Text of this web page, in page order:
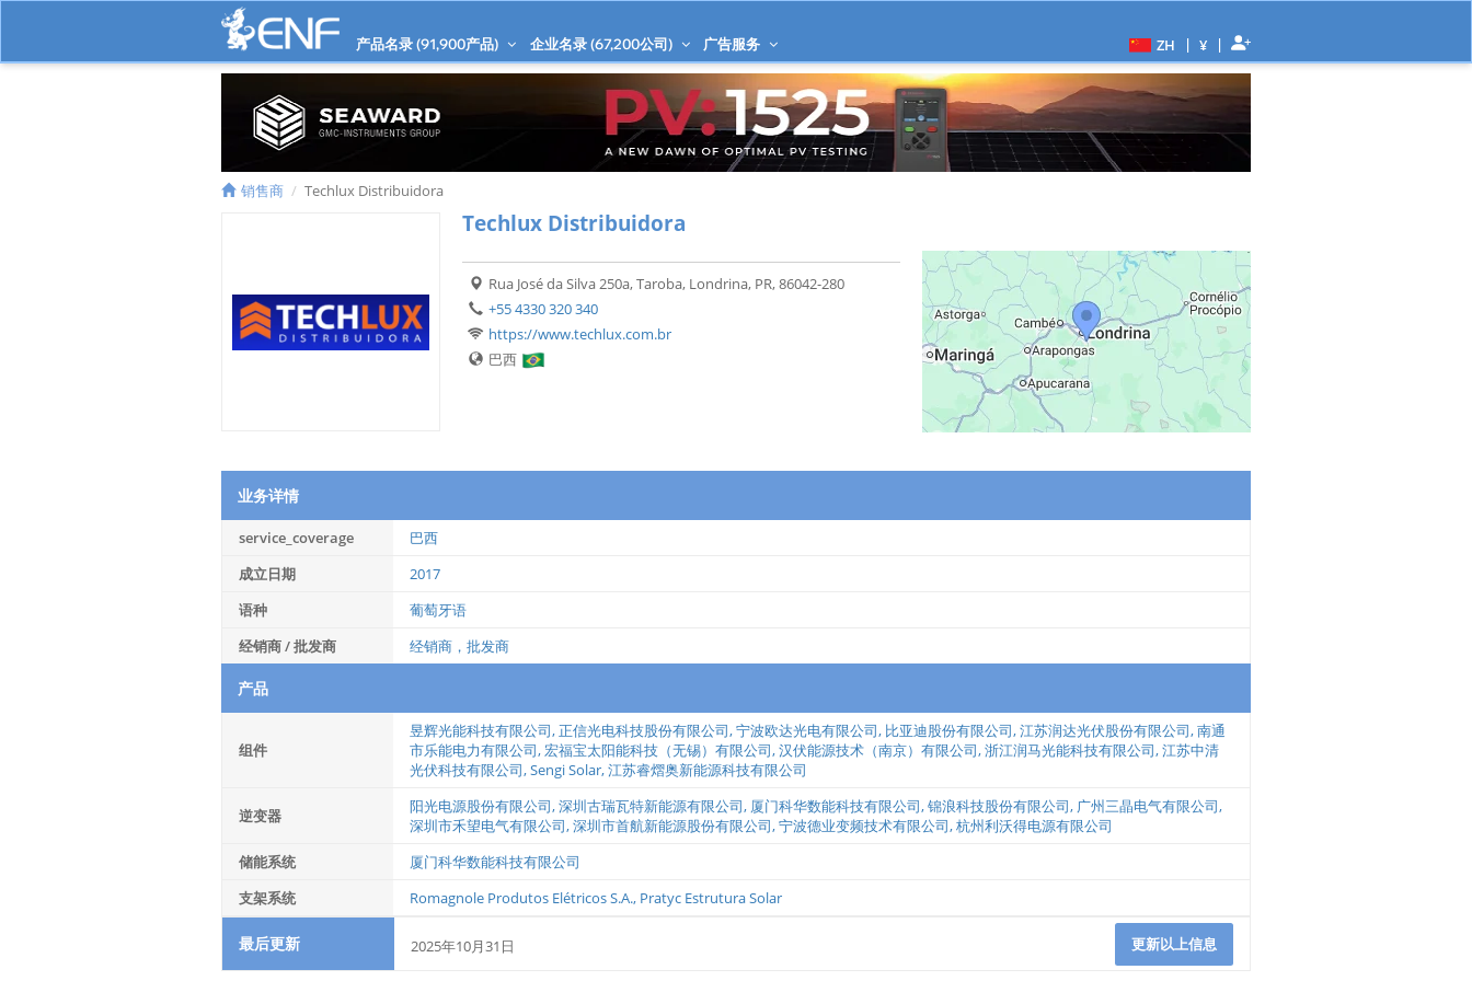
产品名录 (91,900产品) 企业名录 (67,200公司) 广告服务 ZH | ¥ |
销售商 Techlux Distribuidora
Techlux Distribuidora
Rua José da Silva 250a, Taroba, Londrina, PR, 86042-280
+55 4330 320 340
https://www.techlux.com.br
巴西
业务详情
service_coverage
巴西
成立日期
2017
语种
葡萄牙语
经销商 / 批发商
经销商，批发商
产品
组件
昱辉光能科技有限公司,正信光电科技股份有限公司,宁波欧达光电有限公司, 比亚迪股份有限公司,江苏润达光伏股份有限公司,南通
市乐能电力有限公司,宏福宝太阳能科技（无锡）有限公司,汉伏能源技术（南京）有限公司,浙江润马光能科技有限公司,江苏中清
光伏科技有限公司,Sengi Solar,江苏睿熠奥新能源科技有限公司
逆变器 阳光电源股份有限公司,深圳古瑞瓦特新能源有限公司, 厦门科华数能科技有限公司,锦浪科技股份有限公司, 广州三晶电气有限公司,
深圳市禾望电气有限公司,深圳市首航新能源股份有限公司,宁波德业变频技术有限公司,杭州利沃得电源有限公司
储能系统
厦门科华数能科技有限公司
支架系统
Romagnole Produtos Elétricos S.A., Pratyc Estrutura Solar
最后更新 2025年10月31日 更新以上信息